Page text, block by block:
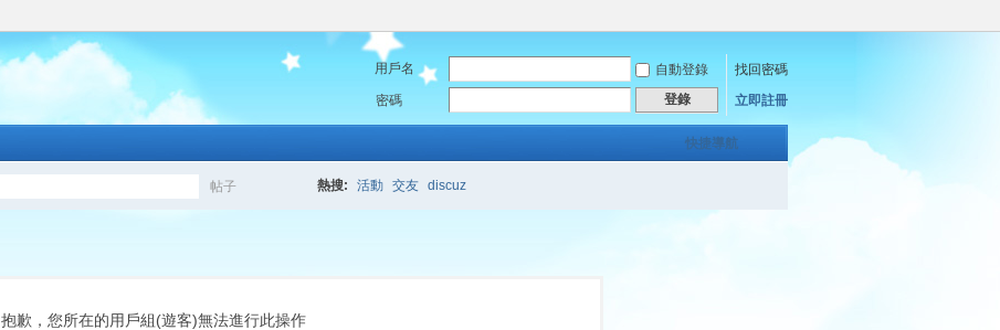
用戶名 自動登錄
找回密碼
密碼
登錄 立即註冊
快捷導航
帖子
索
熱搜: 活動 交友 discuz
抱歉，您所在的用戶組(遊客)無法進行此操作